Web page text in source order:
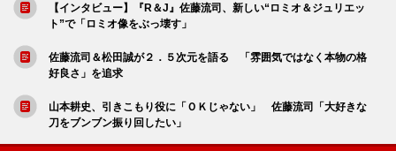
【インタビュー】『R＆J』佐藤流司、新しい“ロミオ＆ジュリエッ
ト”で「ロミオ像をぶっ壊す」
佐藤流司＆松田誠が２．５次元を語る 「雰囲気ではなく本物の格
好良さ」を追求
山本耕史、引きこもり役に「ＯＫじゃない」 佐藤流司「大好きな
刀をブンブン振り回したい」